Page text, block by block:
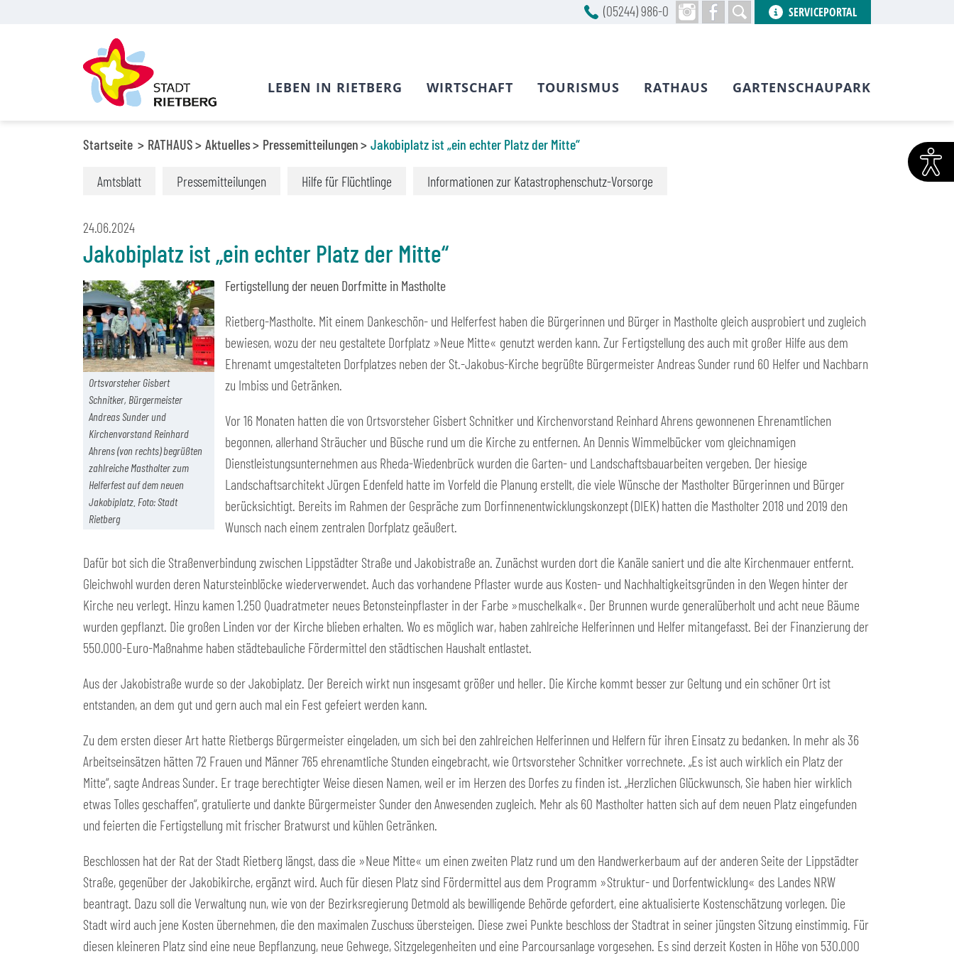
Startseite RATHAUS Aktuelles Pressemitteilungen Jakobiplatz ist „ein echter Platz der Mitte“
Amtsblatt Pressemitteilungen Hilfe für Flüchtlinge Informationen zur Katastrophenschutz-Vorsorge
24.06.2024
Jakobiplatz ist „ein echter Platz der Mitte“
Ortsvorsteher Gisbert
Schnitker, Bürgermeister
Andreas Sunder und
Kirchenvorstand Reinhard
Ahrens (von rechts) begrüßten
zahlreiche Mastholter zum
Helferfest auf dem neuen
Jakobiplatz. Foto: Stadt
Rietberg
Fertigstellung der neuen Dorfmitte in Mastholte
Rietberg-Mastholte. Mit einem Dankeschön- und Helferfest haben die Bürgerinnen und Bürger in Mastholte gleich ausprobiert und zugleich
bewiesen, wozu der neu gestaltete Dorfplatz »Neue Mitte« genutzt werden kann. Zur Fertigstellung des auch mit großer Hilfe aus dem
Ehrenamt umgestalteten Dorfplatzes neben der St.-Jakobus-Kirche begrüßte Bürgermeister Andreas Sunder rund 60 Helfer und Nachbarn
zu Imbiss und Getränken.
Vor 16 Monaten hatten die von Ortsvorsteher Gisbert Schnitker und Kirchenvorstand Reinhard Ahrens gewonnenen Ehrenamtlichen
begonnen, allerhand Sträucher und Büsche rund um die Kirche zu entfernen. An Dennis Wimmelbücker vom gleichnamigen
Dienstleistungsunternehmen aus Rheda-Wiedenbrück wurden die Garten- und Landschaftsbauarbeiten vergeben. Der hiesige
Landschaftsarchitekt Jürgen Edenfeld hatte im Vorfeld die Planung erstellt, die viele Wünsche der Mastholter Bürgerinnen und Bürger
berücksichtigt. Bereits im Rahmen der Gespräche zum Dorfinnenentwicklungskonzept (DIEK) hatten die Mastholter 2018 und 2019 den
Wunsch nach einem zentralen Dorfplatz geäußert.
Dafür bot sich die Straßenverbindung zwischen Lippstädter Straße und Jakobistraße an. Zunächst wurden dort die Kanäle saniert und die alte Kirchenmauer entfernt.
Gleichwohl wurden deren Natursteinblöcke wiederverwendet. Auch das vorhandene Pflaster wurde aus Kosten- und Nachhaltigkeitsgründen in den Wegen hinter der
Kirche neu verlegt. Hinzu kamen 1.250 Quadratmeter neues Betonsteinpflaster in der Farbe »muschelkalk«. Der Brunnen wurde generalüberholt und acht neue Bäume
wurden gepflanzt. Die großen Linden vor der Kirche blieben erhalten. Wo es möglich war, haben zahlreiche Helferinnen und Helfer mitangefasst. Bei der Finanzierung der
550.000-Euro-Maßnahme haben städtebauliche Fördermittel den städtischen Haushalt entlastet.
Aus der Jakobistraße wurde so der Jakobiplatz. Der Bereich wirkt nun insgesamt größer und heller. Die Kirche kommt besser zur Geltung und ein schöner Ort ist
entstanden, an dem gut und gern auch mal ein Fest gefeiert werden kann.
Zu dem ersten dieser Art hatte Rietbergs Bürgermeister eingeladen, um sich bei den zahlreichen Helferinnen und Helfern für ihren Einsatz zu bedanken. In mehr als 36
Arbeitseinsätzen hätten 72 Frauen und Männer 765 ehrenamtliche Stunden eingebracht, wie Ortsvorsteher Schnitker vorrechnete. „Es ist auch wirklich ein Platz der
Mitte“, sagte Andreas Sunder. Er trage berechtigter Weise diesen Namen, weil er im Herzen des Dorfes zu finden ist. „Herzlichen Glückwunsch, Sie haben hier wirklich
etwas Tolles geschaffen“, gratulierte und dankte Bürgermeister Sunder den Anwesenden zugleich. Mehr als 60 Mastholter hatten sich auf dem neuen Platz eingefunden
und feierten die Fertigstellung mit frischer Bratwurst und kühlen Getränken.
Beschlossen hat der Rat der Stadt Rietberg längst, dass die »Neue Mitte« um einen zweiten Platz rund um den Handwerkerbaum auf der anderen Seite der Lippstädter
Straße, gegenüber der Jakobikirche, ergänzt wird. Auch für diesen Platz sind Fördermittel aus dem Programm »Struktur- und Dorfentwicklung« des Landes NRW
beantragt. Dazu soll die Verwaltung nun, wie von der Bezirksregierung Detmold als bewilligende Behörde gefordert, eine aktualisierte Kostenschätzung vorlegen. Die
Stadt wird auch jene Kosten übernehmen, die den maximalen Zuschuss übersteigen. Diese zwei Punkte beschloss der Stadtrat in seiner jüngsten Sitzung einstimmig. Für
diesen kleineren Platz sind eine neue Bepflanzung, neue Gehwege, Sitzgelegenheiten und eine Parcoursanlage vorgesehen. Es sind derzeit Kosten in Höhe von 530.000
(05244) 986-0 SERVICEPORTAL
LEBEN IN RIETBERG WIRTSCHAFT TOURISMUS RATHAUS GARTENSCHAUPARK